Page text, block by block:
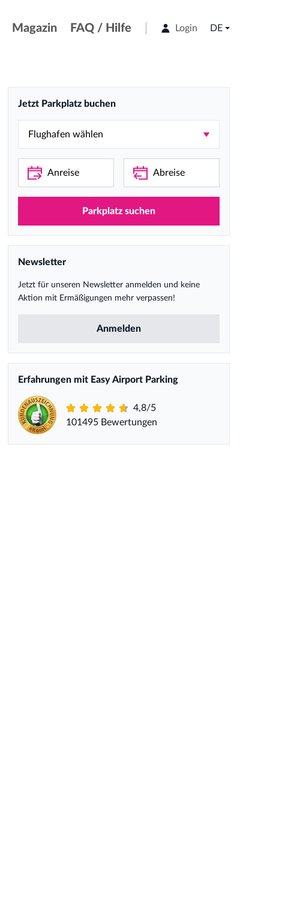
Magazin FAQ / Hilfe Login DE
Jetzt Parkplatz buchen
Parkplatz suchen
Newsletter
Jetzt für unseren Newsletter anmelden und keine
Aktion mit Ermäßigungen mehr verpassen!
Anmelden
Erfahrungen mit Easy Airport Parking
4,8/5
101495 Bewertungen